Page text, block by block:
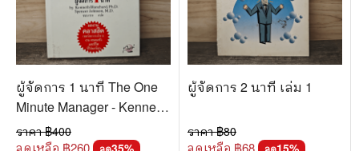
ผู้จัดการ 1 นาที The One
Minute Manager - Kenneth
Blanchard, Ph.D., Spencer
Johnson, M.D.
ราคา ฿400
ลดเหลือ ฿260 35%
ผู้จัดการ 2 นาที เล่ม 1
ราคา ฿80
ลดเหลือ ฿68 15%